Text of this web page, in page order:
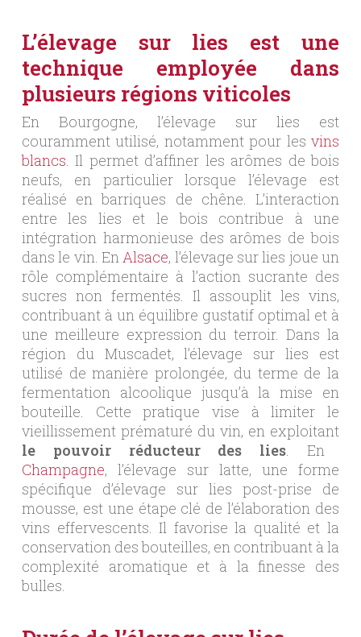
L’élevage sur lies est une
technique employée dans
plusieurs régions viticoles
En Bourgogne, l’élevage sur lies est
couramment utilisé, notamment pour lesvins
blancs. Il permet d’affiner les arômes de bois
neufs, en particulier lorsque l’élevage est
réalisé en barriques de chêne. L’interaction
entre les lies et le bois contribue à une
intégration harmonieuse des arômes de bois
dans le vin. EnAlsace, l’élevage sur lies joue un
rôle complémentaire à l’action sucrante des
sucres non fermentés. Il assouplit les vins,
contribuant à un équilibre gustatif optimal et à
une meilleure expression du terroir. Dans la
région du Muscadet, l’élevage sur lies est
utilisé de manière prolongée, du terme de la
fermentation alcoolique jusqu’à la mise en
bouteille. Cette pratique vise à limiter le
vieillissement prématuré du vin, en exploitant
le pouvoir réducteur des lies. En
Champagne, l’élevage sur latte, une forme
spécifique d’élevage sur lies post-prise de
mousse, est une étape clé de l’élaboration des
vins effervescents. Il favorise la qualité et la
conservation des bouteilles, en contribuant à la
complexité aromatique et à la finesse des
bulles.